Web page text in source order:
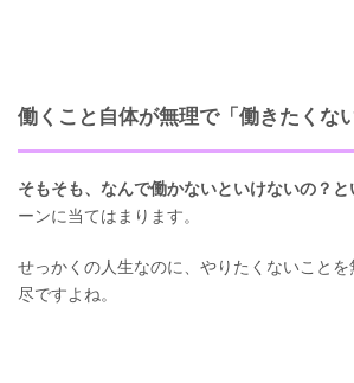
働くこと自体が無理で「働きたくない
そもそも、なんで働かないといけないの？と
ーンに当てはまります。
せっかくの人生なのに、やりたくないこと
尽ですよね。